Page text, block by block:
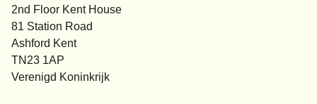
2nd Floor Kent House
81 Station Road
Ashford Kent
TN23 1AP
Verenigd Koninkrijk